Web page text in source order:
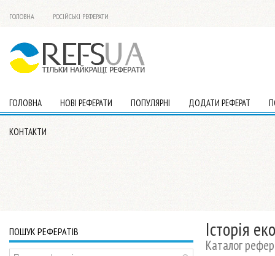
ГОЛОВНА РОСІЙСЬКІ РЕФЕРАТИ
ГОЛОВНА НОВІ РЕФЕРАТИ ПОПУЛЯРНІ ДОДАТИ РЕФЕРАТ
КОНТАКТИ
Історія
Каталог
ПОШУК РЕФЕРАТІВ